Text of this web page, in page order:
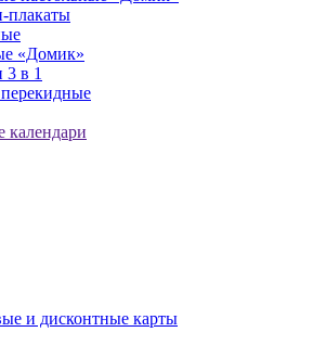
плакаты
«Домик»
3 в 1
календари
и дисконтные карты